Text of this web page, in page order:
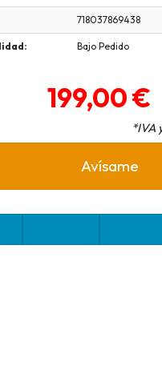
718037869438
Bajo Pedido
199,00 €
*IVA
Avísame